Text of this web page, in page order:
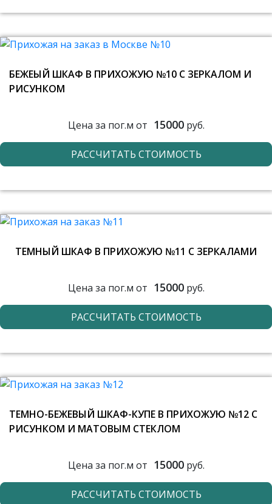
БЕЖЕЫЙ ШКАФ В ПРИХОЖУЮ №10 С ЗЕРКАЛОМ И
РИСУНКОМ
Цена за пог.м от 15000руб.
РАССЧИТАТЬ СТОИМОСТЬ
ТЕМНЫЙ ШКАФ В ПРИХОЖУЮ №11 С ЗЕРКАЛАМИ
Цена за пог.м от 15000руб.
РАССЧИТАТЬ СТОИМОСТЬ
ТЕМНО-БЕЖЕВЫЙ ШКАФ-КУПЕ В ПРИХОЖУЮ №12 С
РИСУНКОМ И МАТОВЫМ СТЕКЛОМ
Цена за пог.м от 15000руб.
РАССЧИТАТЬ СТОИМОСТЬ